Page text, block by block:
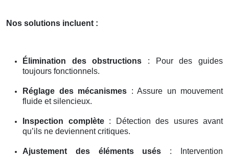
Nos solutions incluent :
Élimination des obstructions : Pour des guides
toujours fonctionnels.
Réglage des mécanismes : Assure un mouvement
fluide et silencieux.
Inspection complète: Détection des usures avant
qu’ils ne deviennent critiques.
Ajustement des éléments usés : Intervention